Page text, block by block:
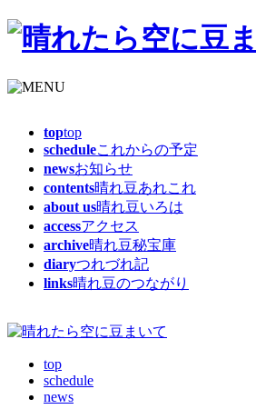
toptop
scheduleこれからの予定
newsお知らせ
contents晴れ豆あれこれ
about us晴れ豆いろは
accessアクセス
archive晴れ豆秘宝庫
diaryつれづれ記
links晴れ豆のつながり
top
schedule
news